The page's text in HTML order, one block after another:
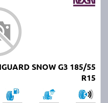
SNOW G3 185/55
R15